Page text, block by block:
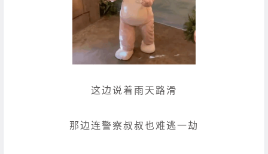
这边说着雨天路滑
那边连警察叔叔也难逃一劫